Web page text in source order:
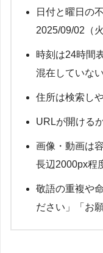
日付と曜日の
2025/09/02（
時刻は24時間
混在していない
住所は検索し
URLが開ける
画像・動画は
長辺2000px程
敬語の重複や
ださい」「お